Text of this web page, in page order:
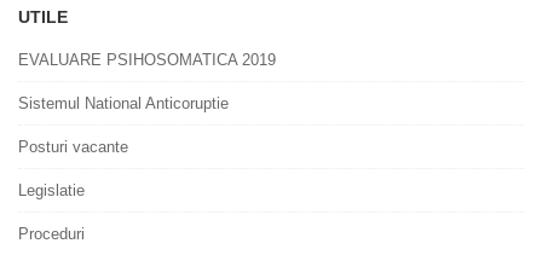
UTILE
EVALUARE PSIHOSOMATICA 2019
Sistemul National Anticoruptie
Posturi vacante
Legislatie
Proceduri